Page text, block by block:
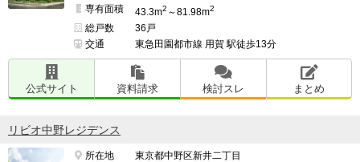
専有面積
43.3m2 ～81.98m2
総戸数
36戸
交通
東急田園都市線 用賀 駅徒歩13分
公式サイト 資料請求 検討スレ まとめ
リビオ中野レジデンス
所在地
東京都中野区新井二丁目